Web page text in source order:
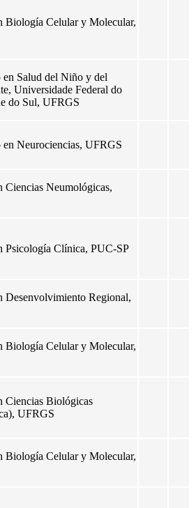
Biología Celular y Molecular,
en Salud del Niño y del
Universidade Federal do
do Sul, UFRGS
en Neurociencias, UFRGS
Ciencias Neumológicas,
Psicología Clínica, PUC-SP
Desenvolvimiento Regional,
Biología Celular y Molecular,
Ciencias Biológicas
UFRGS
Biología Celular y Molecular,